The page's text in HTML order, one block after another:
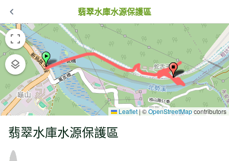
翡翠水庫水源保護區
Leaflet | ©OpenStreetMapcontributors
翡翠水庫水源保護區